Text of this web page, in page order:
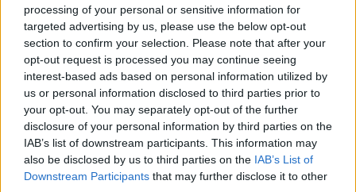
processing of your personal or sensitive information for
targeted advertising by us, please use the below opt-out
section to confirm your selection. Please note that after your
opt-out request is processed you may continue seeing
interest-based ads based on personal information utilized by
us or personal information disclosed to third parties prior to
your opt-out. You may separately opt-out of the further
disclosure of your personal information by third parties on the
IAB’s list of downstream participants. This information may
also be disclosed by us to third parties on the IAB’s List of
Downstream Participants that may further disclose it to other
ΕΦΗΜΕΡΕΥΟΝΤΑ ΝΟΣΟΚΟΜΕΙΑ
Δείτε ποιάνοσοκομείαεφημερεύουν